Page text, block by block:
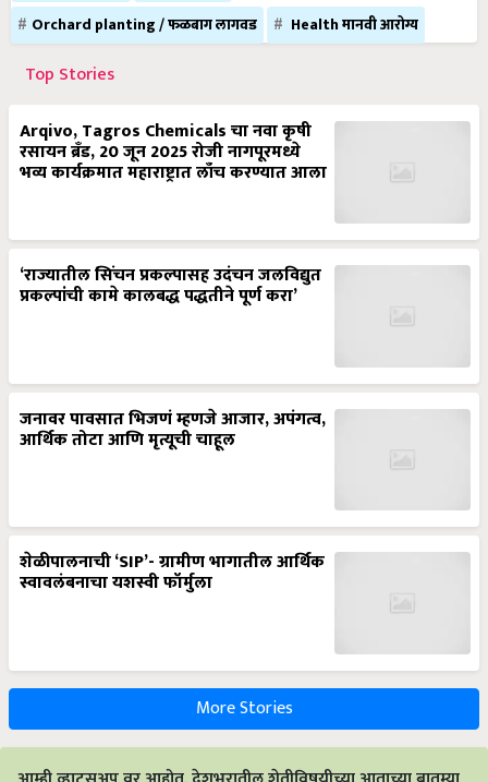
Orchard planting / फळबाग लागवड
Health मानवी आरोग्य
Top Stories
Arqivo, Tagros Chemicals चा नवा कृषी
रसायन ब्रँड, 20 जून 2025 रोजी नागपूरमध्ये
भव्य कार्यक्रमात महाराष्ट्रात लाँच करण्यात आला
‘राज्यातील सिंचन प्रकल्पासह उदंचन जलविद्युत
प्रकल्पांची कामे कालबद्ध पद्धतीने पूर्ण करा’
जनावर पावसात भिजणं म्हणजे आजार, अपंगत्व,
आर्थिक तोटा आणि मृत्यूची चाहूल
शेळीपालनाची ‘SIP’- ग्रामीण भागातील आर्थिक
स्वावलंबनाचा यशस्वी फॉर्मुला
More Stories